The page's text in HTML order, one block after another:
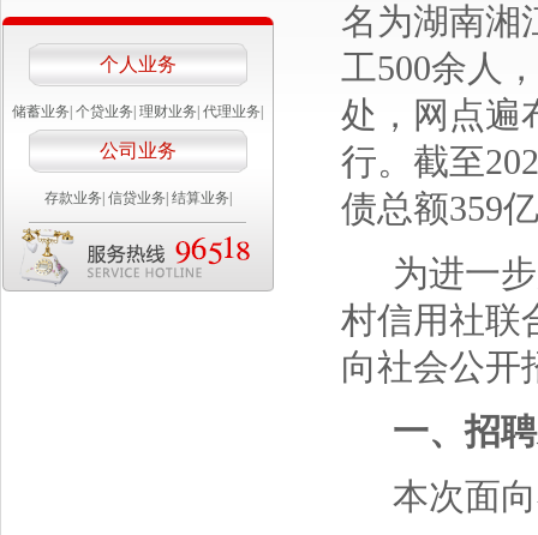
个人业务
储蓄业务 个贷业务 理财业务 代理业务
公司业务
存款业务 信贷业务 结算业务
名为湖南湘
工500余人
处，网点遍
行。截至
债总额359
为进一
村信用社联
向社会公开
一、招
本次面